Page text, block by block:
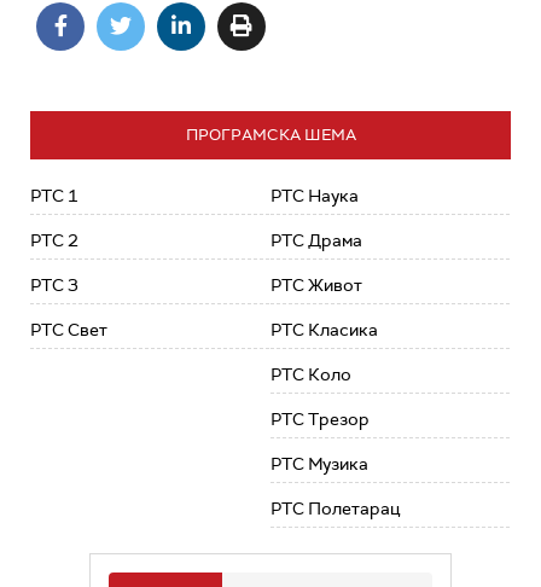
ПРОГРАМСКА ШЕМА
РТС 1
РТС 2
РТС 3
РТС Свет
РТС Наука
РТС Драма
РТС Живот
РТС Класика
РТС Коло
РТС Трезор
РТС Музика
РТС Полетарац